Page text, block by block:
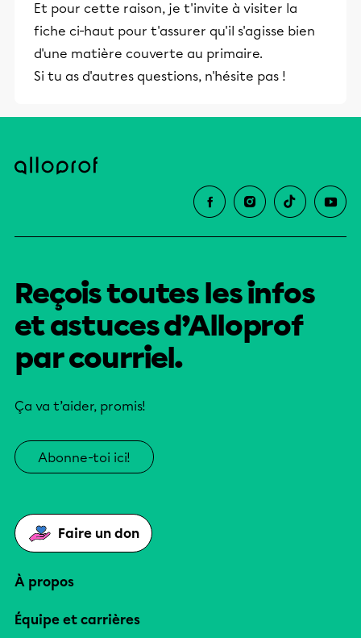
Et pour cette raison, je t'invite à visiter la
fiche ci-haut pour t'assurer qu'il s'agisse bien
d'une matière couverte au primaire.
Si tu as d'autres questions, n'hésite pas !
Reçois toutes les infos
et astuces d’Alloprof
par courriel.
Ça va t’aider, promis!
Abonne-toi ici!
Faire un don
À propos
Équipe et carrières